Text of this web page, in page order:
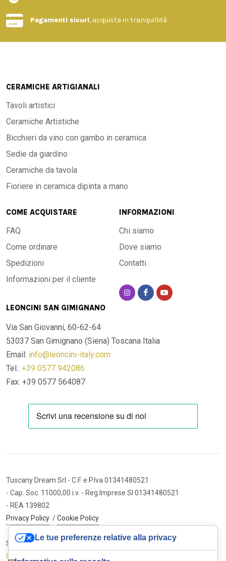
Pagamenti sicuri, acquista in tranquillità
CERAMICHE ARTIGIANALI
Tavoli artistici
Ceramiche Artistiche
Bicchieri da vino con gambo in ceramica
Sedie da giardino
Ceramiche da tavola
Fioriere in ceramica dipinta a mano
COME ACQUISTARE
FAQ
Come ordinare
Spedizioni
Informazioni per il cliente
INFORMAZIONI
Chi siamo
Dove siamo
Contatti
LEONCINI SAN GIMIGNANO
Via San Giovanni, 60-62-64
53037 San Gimignano (Siena) Toscana Italia
Email: info@leoncini-italy.com
Tel.: +39 0577 942086
Fax: +39 0577 564087
Tuscany Dream Srl - C.F. e P.Iva 01341480521
- Cap. Soc. 11000,00 i.v. - Reg.Imprese SI 01341480521
- REA 139802
Privacy Policy /Cookie Policy
Sito internet ed e-commerce
Cybermarket Web Agency
Le tue preferenze relative alla privacy